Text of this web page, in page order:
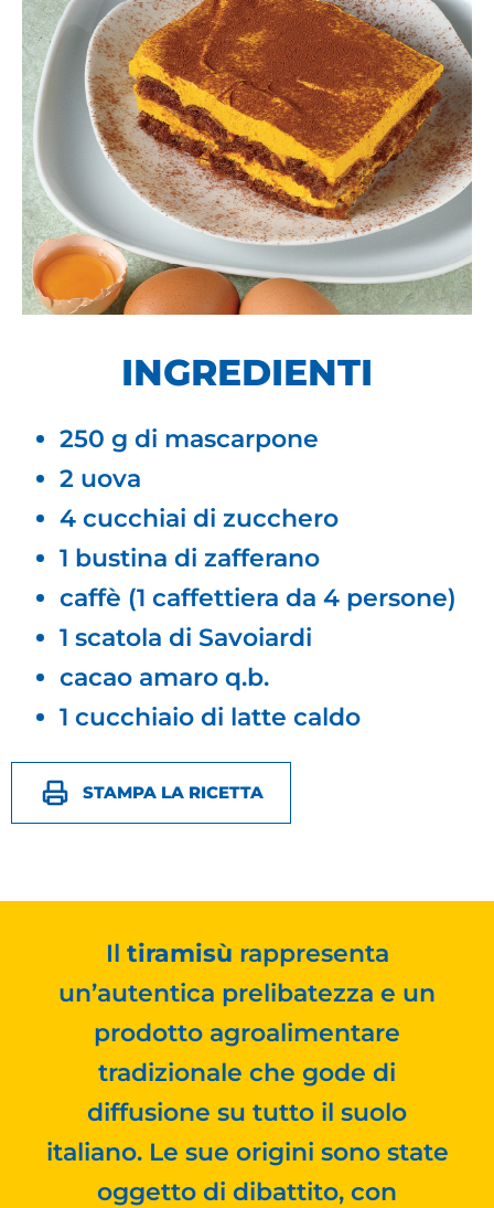
INGREDIENTI
250 g di mascarpone
2 uova
4 cucchiai di zucchero
1 bustina di zafferano
caffè (1 caffettiera da 4 persone)
1 scatola di Savoiardi
cacao amaro q.b.
1 cucchiaio di latte caldo
STAMPA LA RICETTA
Il tiramisù rappresenta
un’autentica prelibatezza e un
prodotto agroalimentare
tradizionale che gode di
diffusione su tutto il suolo
italiano. Le sue origini sono state
oggetto di dibattito, con